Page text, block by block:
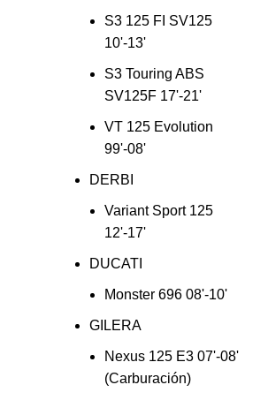
S3 125 FI SV125
10'-13'
S3 Touring ABS
SV125F 17'-21'
VT 125 Evolution
99'-08'
DERBI
Variant Sport 125
12'-17'
DUCATI
Monster 696 08'-10'
GILERA
Nexus 125 E3 07'-08'
(Carburación)